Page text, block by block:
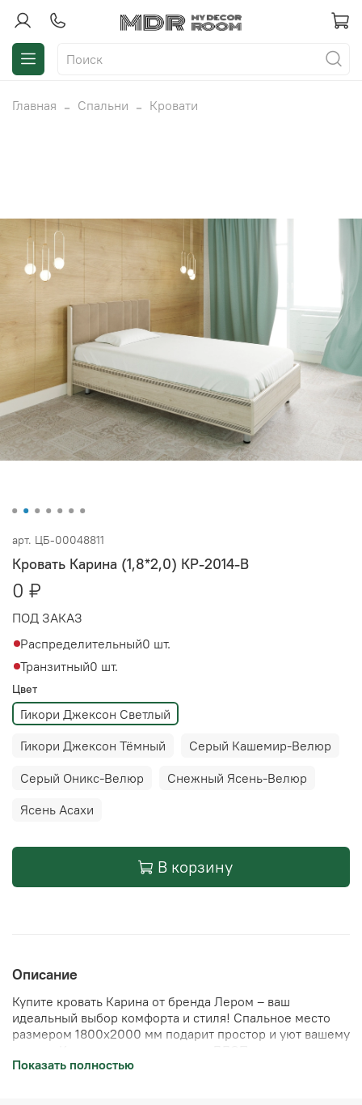
Главная Спальни Кровати
арт. ЦБ-00048811
Кровать Карина (1,8*2,0) КР-2014-В
0 ₽
ПОД ЗАКАЗ
Распределительный0 шт.
Транзитный0 шт.
Цвет
Гикори Джексон Светлый
Гикори Джексон Тёмный
Серый Кашемир-Велюр
Серый Оникс-Велюр
Снежный Ясень-Велюр
Ясень Асахи
В корзину
Описание
Купите кровать Карина от бренда Лером – ваш
идеальный выбор комфорта и стиля! Спальное место
размером 1800х2000 мм подарит простор и уют вашему
роскошным велюром, который приятно ласкает взгляд и
Показать полностью